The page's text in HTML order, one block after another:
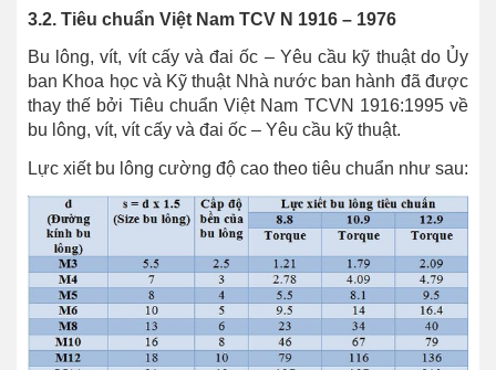
3.2. Tiêu chuẩn Việt Nam TCV N 1916 – 1976
Bu lông, vít, vít cấy và đai ốc – Yêu cầu kỹ thuật do Ủy
ban Khoa học và Kỹ thuật Nhà nước ban hành đã được
thay thế bởi Tiêu chuẩn Việt Nam TCVN 1916:1995 về
bu lông, vít, vít cấy và đai ốc – Yêu cầu kỹ thuật.
Lực xiết bu lông cường độ cao theo tiêu chuẩn như sau: